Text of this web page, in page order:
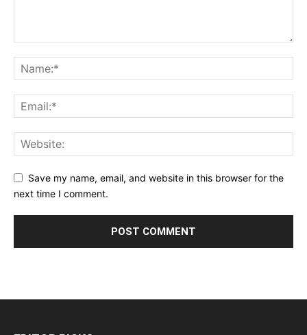
Save my name, email, and website in this browser for the
next time I comment.